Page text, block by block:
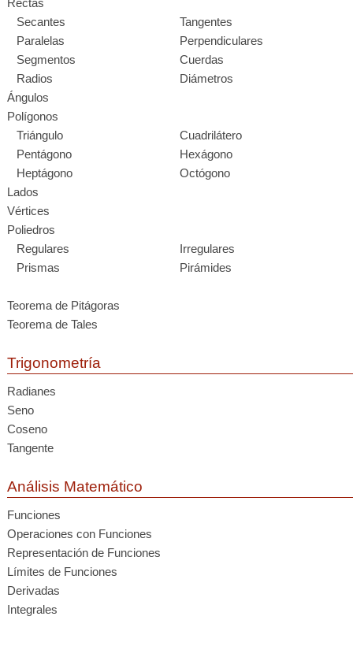
Rectas
Secantes
Tangentes
Paralelas
Perpendiculares
Segmentos
Cuerdas
Radios
Diámetros
Ángulos
Polígonos
Triángulo
Cuadrilátero
Pentágono
Hexágono
Heptágono
Octógono
Lados
Vértices
Poliedros
Regulares
Irregulares
Prismas
Pirámides
Teorema de Pitágoras
Teorema de Tales
Trigonometría
Radianes
Seno
Coseno
Tangente
Análisis Matemático
Funciones
Operaciones con Funciones
Representación de Funciones
Límites de Funciones
Derivadas
Integrales